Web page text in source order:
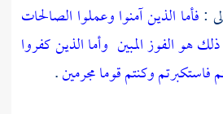
:فأما الذين آمنوا وعملوا الصالحات
هو الفوز المبين وأما الذين كفروا
فاستكبرتم وكنتم قوما مجرمين.